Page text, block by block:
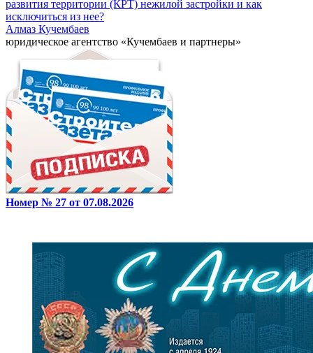
развития территории (КРТ) нежилой застройки и как
исключиться из нее?
Алмаз Кучембаев
юридическое агентство «Кучембаев и партнеры»
Номер № 27 от 07.08.2026